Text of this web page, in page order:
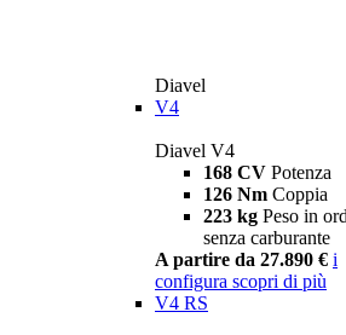
Diavel
V4
Diavel V4
168 CV Potenza
126 Nm Coppia
223 kg Peso in
senza carburante
A partire da 27.890 € i
configura scopri di più
V4 RS